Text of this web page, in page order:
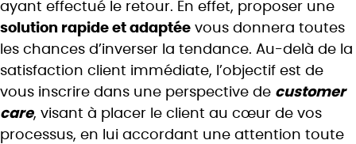
ayant effectué le retour. En effet, proposer une
solution rapide et adaptée vous donnera toutes
les chances d’inverser la tendance. Au-delà de la
satisfaction client immédiate, l’objectif est de
vous inscrire dans une perspective de customer
care, visant à placer le client au cœur de vos
processus, en lui accordant une attention toute